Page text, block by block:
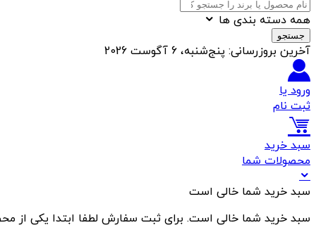
همه دسته بندی ها
جستجو
آخرین بروزرسانی: پنج‌شنبه، 6 آگوست 2026
ورود یا
ثبت نام
سبد خرید
محصولات شما
سبد خرید شما خالی است
سبد خرید شما خالی است. برای ثبت سفارش لطفا ابتدا یکی از